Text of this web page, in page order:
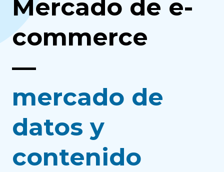
Mercado de e-
commerce
—
mercado de
datos y
contenido